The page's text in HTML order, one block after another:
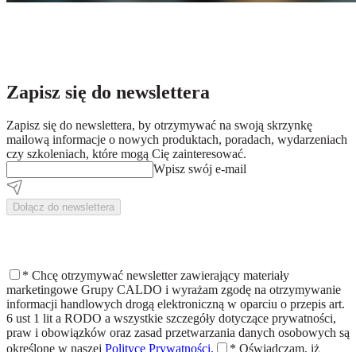
Zapisz się do newslettera
Zapisz się do newslettera, by otrzymywać na swoją skrzynkę
mailową informacje o nowych produktach, poradach, wydarzeniach
czy szkoleniach, które mogą Cię zainteresować.
Wpisz swój e-mail
Dołącz do newslettera
* Chcę otrzymywać newsletter zawierający materiały
marketingowe Grupy CALDO i wyrażam zgodę na otrzymywanie
informacji handlowych drogą elektroniczną w oparciu o przepis art.
6 ust 1 lit a RODO a wszystkie szczegóły dotyczące prywatności,
praw i obowiązków oraz zasad przetwarzania danych osobowych są
określone w naszej Polityce Prywatności. * Oświadczam, iż